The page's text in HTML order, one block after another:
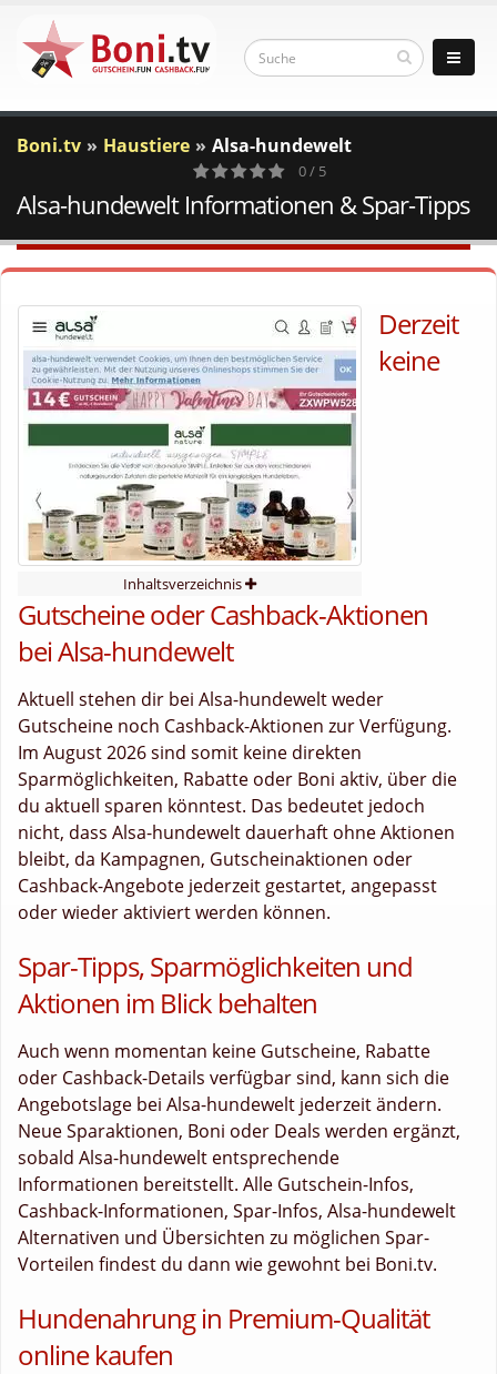
Boni.tv Haustiere Alsa-hundewelt
0
Votes
0 / 5
Alsa-hundewelt Informationen & Spar-Tipps
Inhaltsverzeichnis
Derzeit
keine
Gutscheine oder Cashback-Aktionen
bei Alsa-hundewelt
Aktuell stehen dir bei Alsa-hundewelt weder
Gutscheine noch Cashback-Aktionen zur Verfügung.
Im August 2026 sind somit keine direkten
Sparmöglichkeiten, Rabatte oder Boni aktiv, über die
du aktuell sparen könntest. Das bedeutet jedoch
nicht, dass Alsa-hundewelt dauerhaft ohne Aktionen
bleibt, da Kampagnen, Gutscheinaktionen oder
Cashback-Angebote jederzeit gestartet, angepasst
oder wieder aktiviert werden können.
Spar-Tipps, Sparmöglichkeiten und
Aktionen im Blick behalten
Auch wenn momentan keine Gutscheine, Rabatte
oder Cashback-Details verfügbar sind, kann sich die
Angebotslage bei Alsa-hundewelt jederzeit ändern.
Neue Sparaktionen, Boni oder Deals werden ergänzt,
sobald Alsa-hundewelt entsprechende
Informationen bereitstellt. Alle Gutschein-Infos,
Cashback-Informationen, Spar-Infos, Alsa-hundewelt
Alternativen und Übersichten zu möglichen Spar-
Vorteilen findest du dann wie gewohnt bei Boni.tv.
Hundenahrung in Premium-Qualität
online kaufen